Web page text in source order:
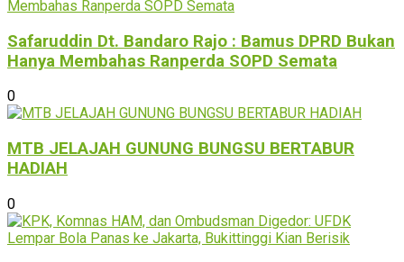
Safaruddin Dt. Bandaro Rajo : Bamus DPRD Bukan
Hanya Membahas Ranperda SOPD Semata
0
MTB JELAJAH GUNUNG BUNGSU BERTABUR
HADIAH
0